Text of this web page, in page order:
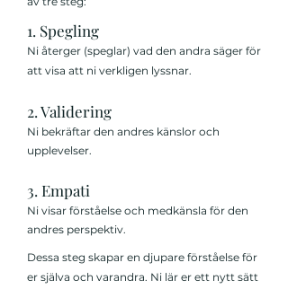
1. Spegling
Ni återger (speglar) vad den andra säger för
att visa att ni verkligen lyssnar.
2. Validering
Ni bekräftar den andres känslor och
upplevelser.
3. Empati
Ni visar förståelse och medkänsla för den
andres perspektiv.
Dessa steg skapar en djupare förståelse för
er själva och varandra. Ni lär er ett nytt sätt